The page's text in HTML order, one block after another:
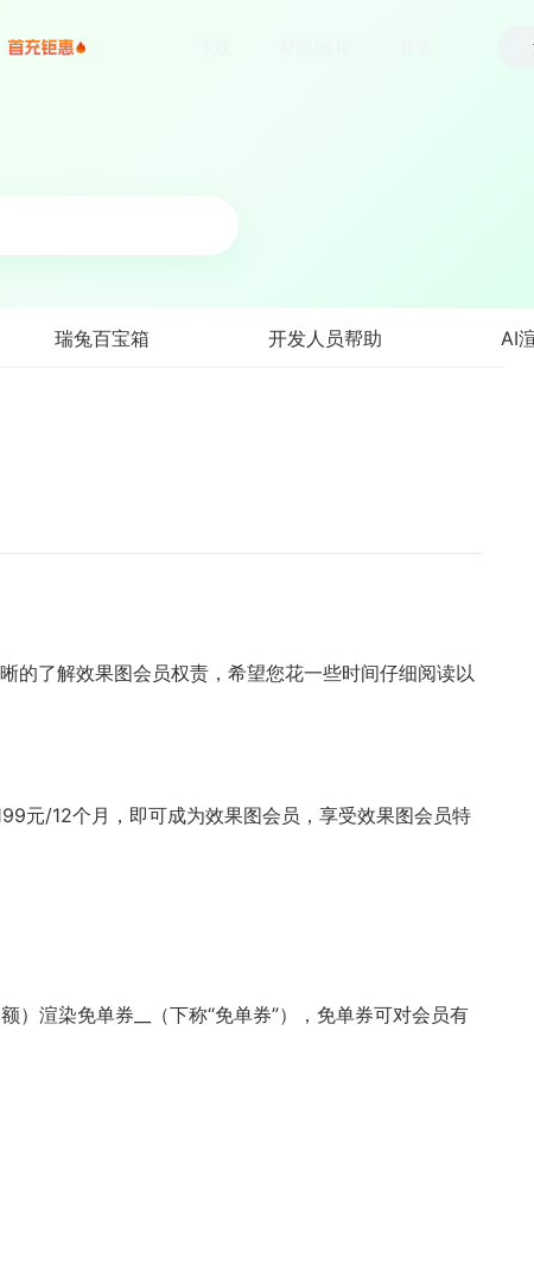
瑞兔百宝箱 开发人员帮助 AI
的了解效果图会员权责，希望您花一些时间仔细阅读以
元/12个月，即可成为效果图会员，享受效果图会员特
）渲染免单券__（下称“免单券”），免单券可对会员有